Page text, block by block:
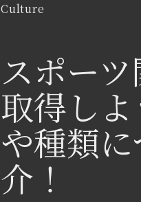
Culture
スポー
取得し
や種類
介！